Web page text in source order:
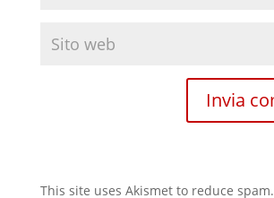
This site uses Akismet to reduce spam.